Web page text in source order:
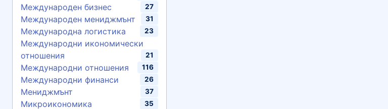
Международен бизнес 27
Международен мениджмънт 31
Международна логистика 23
Международни икономически
отношения
21
Международни отношения 116
Международни финанси 26
Мениджмънт 37
Микроикономика 35